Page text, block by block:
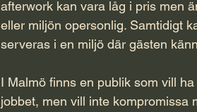
afterwork kan vara låg i pris men
eller miljön opersonlig. Samtidigt
serveras i en miljö där gästen
I Malmö finns en publik som vill
jobbet, men vill inte kompromissa